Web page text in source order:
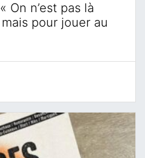
On n’est pas là
pour jouer au